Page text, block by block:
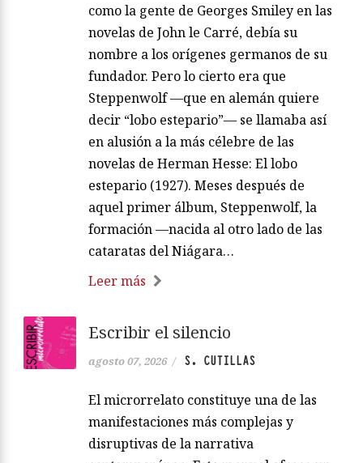
como la gente de Georges Smiley en las
novelas de John le Carré, debía su
nombre a los orígenes germanos de su
fundador. Pero lo cierto era que
Steppenwolf —que en alemán quiere
decir “lobo estepario”— se llamaba así
en alusión a la más célebre de las
novelas de Herman Hesse: El lobo
estepario (1927). Meses después de
aquel primer álbum, Steppenwolf, la
formación —nacida al otro lado de las
cataratas del Niágara…
Leer más
Escribir el silencio
agosto 07, 2026 / S. CUTILLAS
El microrrelato constituye una de las
manifestaciones más complejas y
disruptivas de la narrativa